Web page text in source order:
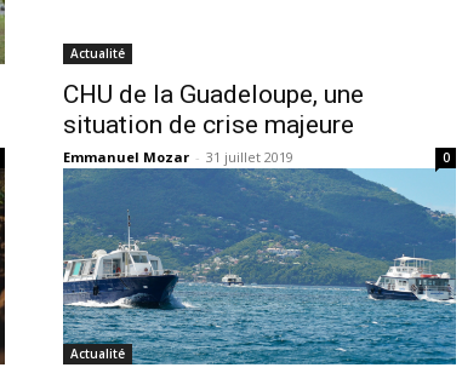
Actualité
CHU de la Guadeloupe, une
situation de crise majeure
Emmanuel Mozar - 31 juillet 2019 0
Actualité